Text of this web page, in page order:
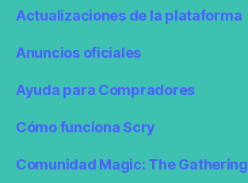
Actualizaciones de la plataforma
Anuncios oficiales
Ayuda para Compradores
Cómo funciona Scry
Comunidad Magic: The Gathering